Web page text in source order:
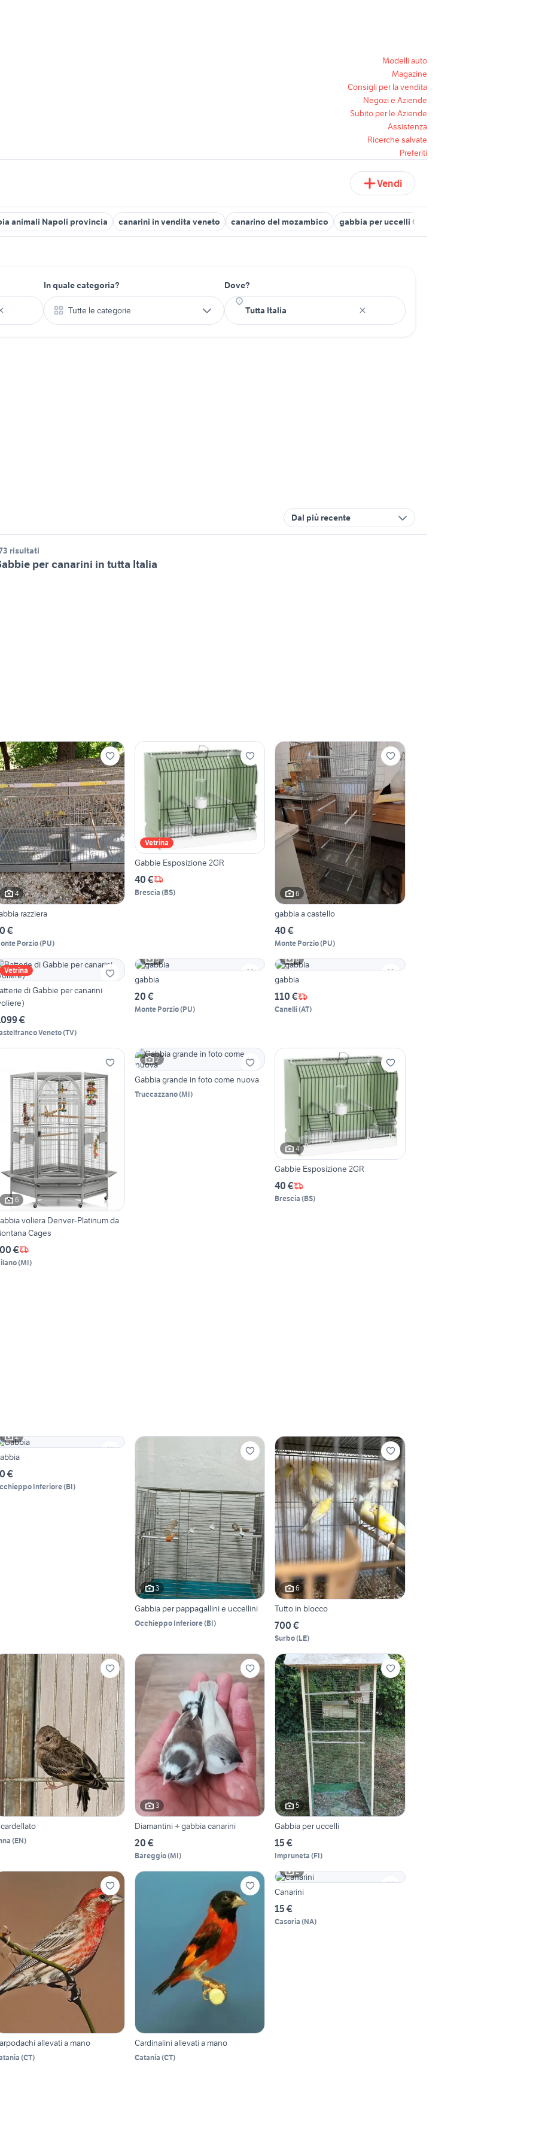
Modelli auto
Magazine
Consigli per la vendita
Negozi e Aziende
Subito per le Aziende
Assistenza
Ricerche salvate
Preferiti
Vendi
animali Napoli provincia canarini in vendita veneto canarino del mozambico gabbia per uccelli Campania
In quale categoria?
Tutte le categorie
Dove?
Dal più recente
risultati
per canarini in tutta Italia
4
razziera
€
Porzio(PU)
Vetrina
Gabbie Esposizione 2GR
40 €
Brescia (BS) 6
gabbia a castello
40 €
Monte Porzio(PU)
Vetrina
di Gabbie per canarini
€
Veneto(TV)
5
gabbia
20 €
Monte Porzio(PU)
6
gabbia
110 €
Canelli(AT)
6
voliera Denver-Platinum da
Cages
€
(MI)
2
Gabbia grande in foto come nuova
Truccazzano(MI)
4
Gabbie Esposizione 2GR
40 €
Brescia (BS)
2
€
Inferiore(BI)
3
Gabbia per pappagallini e uccellini
Occhieppo Inferiore(BI)
6
Tutto in blocco
700 €
Surbo(LE)
(EN)
3
Diamantini + gabbia canarini
20 €
Bareggio(MI)
5
Gabbia per uccelli
15 €
Impruneta (FI)
allevati a mano
(CT)
Cardinalini allevati a mano
Catania (CT)
2
Canarini
15 €
Casoria (NA)